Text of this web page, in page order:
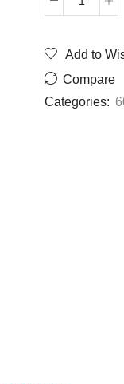
POLANIK
600G
määrä
Add to
Compare
Categories: